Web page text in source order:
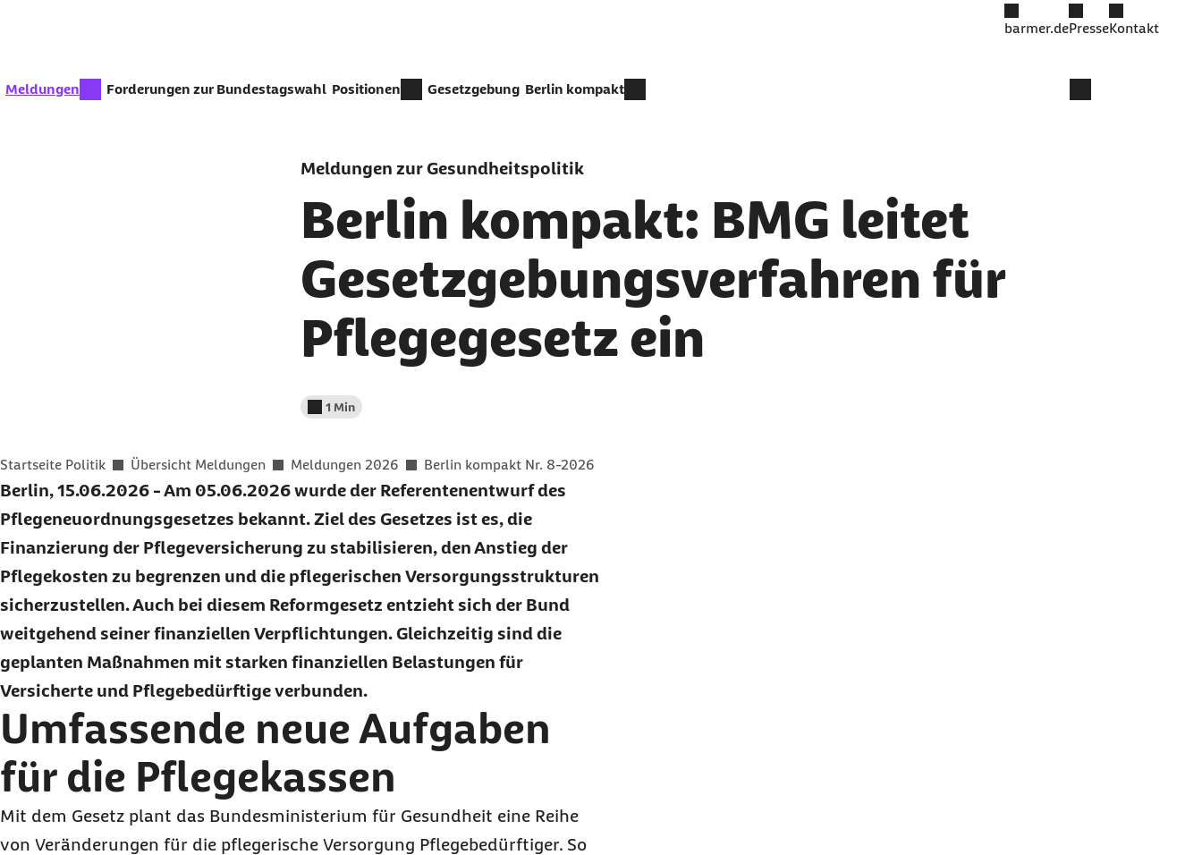
barmer.dePresseKontakt
zur Zeit aktiv:
Meldungen Forderungen zur Bundestagswahl Positionen Gesetzgebung Berlin kompakt
Meldungen zur Gesundheitspolitik
Berlin kompakt: BMG leitet
Gesetzgebungsverfahren für
Pflegegesetz ein
Lesedauer weniger als
1 Min
Sie befinden sich hier:
Startseite Politik Übersicht Meldungen Meldungen 2026 Berlin kompakt Nr. 8-2026
Berlin, 15.06.2026 - Am 05.06.2026 wurde der Referentenentwurf des
Pflegeneuordnungsgesetzes bekannt. Ziel des Gesetzes ist es, die
Finanzierung der Pflegeversicherung zu stabilisieren, den Anstieg der
Pflegekosten zu begrenzen und die pflegerischen Versorgungsstrukturen
sicherzustellen. Auch bei diesem Reformgesetz entzieht sich der Bund
weitgehend seiner finanziellen Verpflichtungen. Gleichzeitig sind die
geplanten Maßnahmen mit starken finanziellen Belastungen für
Versicherte und Pflegebedürftige verbunden.
Umfassende neue Aufgaben
für die Pflegekassen
Mit dem Gesetz plant das Bundesministerium für Gesundheit eine Reihe
von Veränderungen für die pflegerische Versorgung Pflegebedürftiger. So